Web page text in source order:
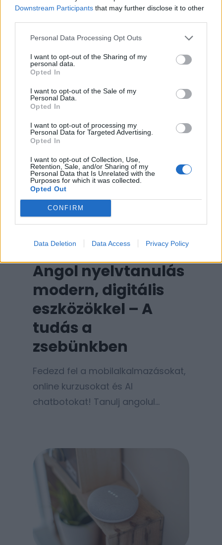
Downstream Participants that may further disclose it to other
Personal Data Processing Opt Outs
I want to opt-out of the Sharing of my
personal data.
Opted In
I want to opt-out of the Sale of my
Personal Data.
Opted In
I want to opt-out of processing my
Personal Data for Targeted Advertising.
Opted In
I want to opt-out of Collection, Use,
Retention, Sale, and/or Sharing of my
Personal Data that Is Unrelated with the
Purposes for which it was collected.
Opted Out
CONFIRM
Data Deletion Data Access Privacy Policy
megjelenési
dátuma
Fedezd fel az iPhone 16
régiónként, és azt is, mikor
jelentette be az Apple a modellt.
Angol nyelvtanulás
modern, digitális
eszközökkel – A
tudás a
zsebünkben
Fedezd fel a mobilalkalmazásokat,
online kurzusokat és AI
chatbotokat! Tanulj angolul